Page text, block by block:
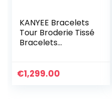
KANYEE Bracelets
Tour Broderie Tissé
Bracelets
Charm D’amitié
€1,299.00